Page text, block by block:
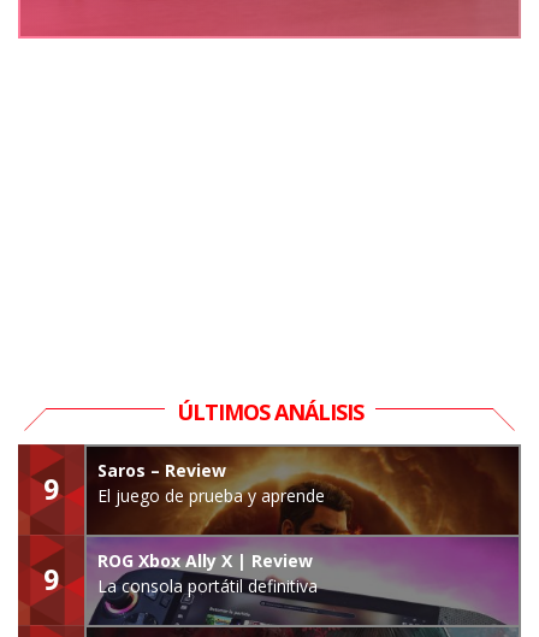
ÚLTIMOS ANÁLISIS
9
Saros – Review
El juego de prueba y aprende
9
ROG Xbox Ally X | Review
La consola portátil definitiva